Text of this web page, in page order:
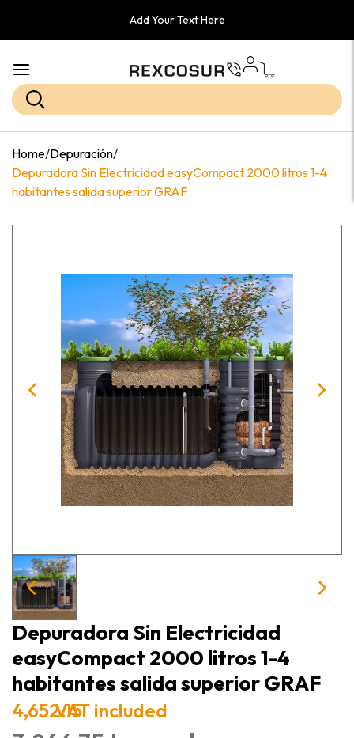
Add Your Text Here
Home/Depuración/
Depuradora Sin Electricidad easyCompact 2000 litros 1-4
habitantes salida superior GRAF
Depuradora Sin Electricidad
easyCompact 2000 litros 1-4
habitantes salida superior GRAF
4,652.15VAT included